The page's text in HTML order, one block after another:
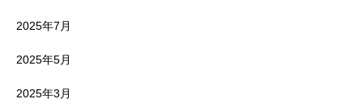
2025年7月
2025年5月
2025年3月